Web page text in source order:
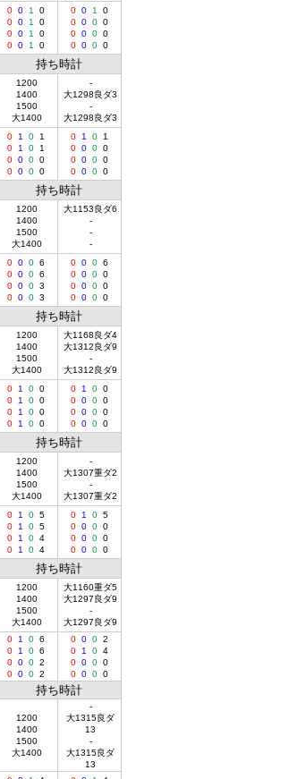
0 0 1
0
0 0 1
0
0 0 1
0
0 0 1 0
0 0 1
0
0 0 0 0
0 0 0 0
0 0 0 0
持ち時計
1200
1400
1500
大1400
-
大1298良ダ3
-
大1298良ダ3
0 1 0
1
0
1 0
1
0 0 0 0
0 0 0 0
0 1 0
1
0 0 0 0
0 0 0 0
0 0 0 0
持ち時計
1200
1400
1500
大1400
大1153良ダ6
-
-
-
0 0 0 6
0 0 0 6
0 0 0 3
0 0 0 3
0 0 0 6
0 0 0 0
0 0 0 0
0 0 0 0
持ち時計
1200
1400
1500
大1400
大1168良ダ4
大1312良ダ9
-
大1312良ダ9
0 1 0 0
0
1 0 0
0
1 0 0
0
1 0 0
0 1 0 0
0 0 0 0
0 0 0 0
0 0 0 0
持ち時計
1200
1400
1500
大1400
-
大1307重ダ2
-
大1307重ダ2
0 1 0 5
0
1 0 5
0
1 0 4
0
1 0 4
0 1 0 5
0 0 0 0
0 0 0 0
0 0 0 0
持ち時計
1200
1400
1500
大1400
大1160重ダ5
大1297良ダ9
-
大1297良ダ9
0 1 0 6
0
1 0 6
0 0 0 2
0 0 0 2
0 0 0 2
0
1 0 4
0 0 0 0
0 0 0 0
持ち時計
1200
1400
1500
大1400
-
大1315良ダ
13
-
大1315良ダ
13